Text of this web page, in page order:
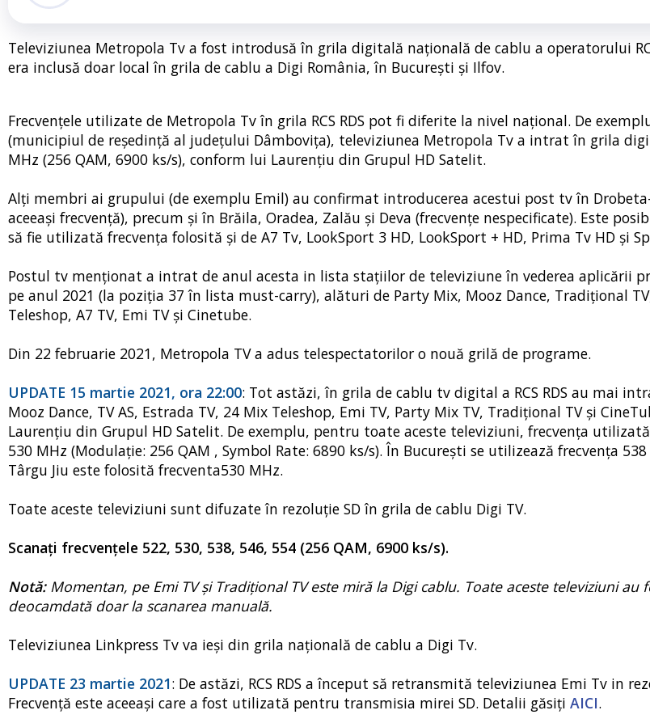
Televiziunea Metropola Tv a fost introdusă în grila digitală națională de cablu a operatorului
era inclusă doar local în grila de cablu a Digi România, în București şi Ilfov.
Frecvențele utilizate de Metropola Tv în grila RCS RDS pot fi diferite la nivel național. De
(municipiul de reședință al județului Dâmbovița), televiziunea Metropola Tv a intrat în grila
MHz (256 QAM, 6900 ks/s), conform lui Laurențiu din Grupul HD Satelit.
Alți membri ai grupului (de exemplu Emil) au confirmat introducerea acestui post tv în
aceeași frecvență), precum și în Brăila, Oradea, Zalău și Deva (frecvențe nespecificate). Este
să fie utilizată frecvența folosită și de A7 Tv, LookSport 3 HD, LookSport + HD, Prima Tv HD și
Postul tv menționat a intrat de anul acesta in lista stațiilor de televiziune în vederea aplicării
pe anul 2021 (la poziția 37 în lista must-carry), alături de Party Mix, Mooz Dance, Tradițional
Teleshop, A7 TV, Emi TV și Cinetube.
Din 22 februarie 2021, Metropola TV a adus telespectatorilor o nouă grilă de programe.
UPDATE 15 martie 2021, ora 22:00: Tot astăzi, în grila de cablu tv digital a RCS RDS au mai
Mooz Dance, TV AS, Estrada TV, 24 Mix Teleshop, Emi TV, Party Mix TV, Tradițional TV şi
Laurențiu din Grupul HD Satelit. De exemplu, pentru toate aceste televiziuni, frecvența
530 MHz (Modulație: 256 QAM , Symbol Rate: 6890 ks/s). În București se utilizează frecvența
Târgu Jiu este folosită frecventa530 MHz.
Toate aceste televiziuni sunt difuzate în rezoluție SD în grila de cablu Digi TV.
Scanați frecvenţele 522, 530, 538, 546, 554 (256 QAM, 6900 ks/s).
Notă:Momentan, pe Emi TV şi Tradițional TV este miră la Digi cablu. Toate aceste televiziuni au
deocamdată doar la scanarea manuală.
Televiziunea Linkpress Tv va ieși din grila națională de cablu a Digi Tv.
UPDATE 23 martie 2021: De astăzi, RCS RDS a început să retransmită televiziunea Emi Tv in
Frecvență este aceeași care a fost utilizată pentru transmisia mirei SD. Detalii găsiți AICI.